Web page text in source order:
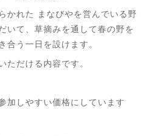
かれた まなびやを営んでいる野
いて、草摘みを通して春の野を
合う一日を設けます。
ただける内容です。
加しやすい価格にしています